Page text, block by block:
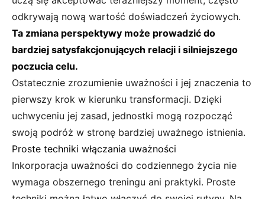
odkrywają nową wartość doświadczeń życiowych.
Ta zmiana perspektywy może prowadzić do
bardziej satysfakcjonujących relacji i silniejszego
poczucia celu.
Ostatecznie zrozumienie uważności i jej znaczenia to
pierwszy krok w kierunku transformacji. Dzięki
uchwyceniu jej zasad, jednostki mogą rozpocząć
swoją podróż w stronę bardziej uważnego istnienia.
Proste techniki włączania uważności
Inkorporacja uważności do codziennego życia nie
wymaga obszernego treningu ani praktyki. Proste